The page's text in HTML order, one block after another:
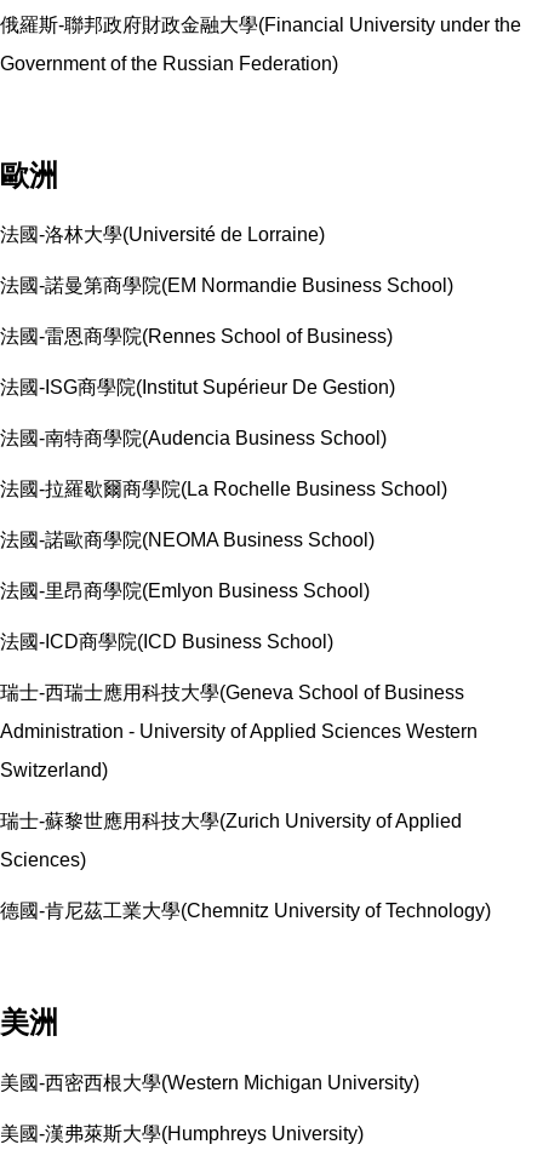
俄羅斯-聯邦政府財政金融大學(Financial University under the
Government of the Russian Federation)
歐洲
法國-洛林大學(Université de Lorraine)
法國-諾曼第商學院(EM Normandie Business School)
法國-雷恩商學院(Rennes School of Business)
法國-ISG商學院(Institut Supérieur De Gestion)
法國-南特商學院(Audencia Business School)
法國-拉羅歇爾商學院(La Rochelle Business School)
法國-諾歐商學院(NEOMA Business School)
法國-里昂商學院(Emlyon Business School)
法國-ICD商學院(ICD Business School)
瑞士-西瑞士應用科技大學(Geneva School of Business
Administration - University of Applied Sciences Western
Switzerland)
瑞士-蘇黎世應用科技大學(Zurich University of Applied
Sciences)
德國-肯尼茲工業大學(Chemnitz University of Technology)
美洲
美國-西密西根大學(Western Michigan University)
美國-漢弗萊斯大學(Humphreys University)